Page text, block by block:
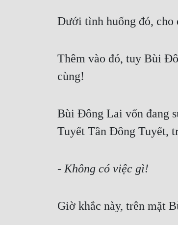
Dưới tình huống đó,
Thêm vào đó, tuy Bùi
cùng!
Bùi Đông Lai vốn đang
Tuyết Tần Đông Tuyết,
- Không có việc gì!
Giờ khắc này, trên mặt